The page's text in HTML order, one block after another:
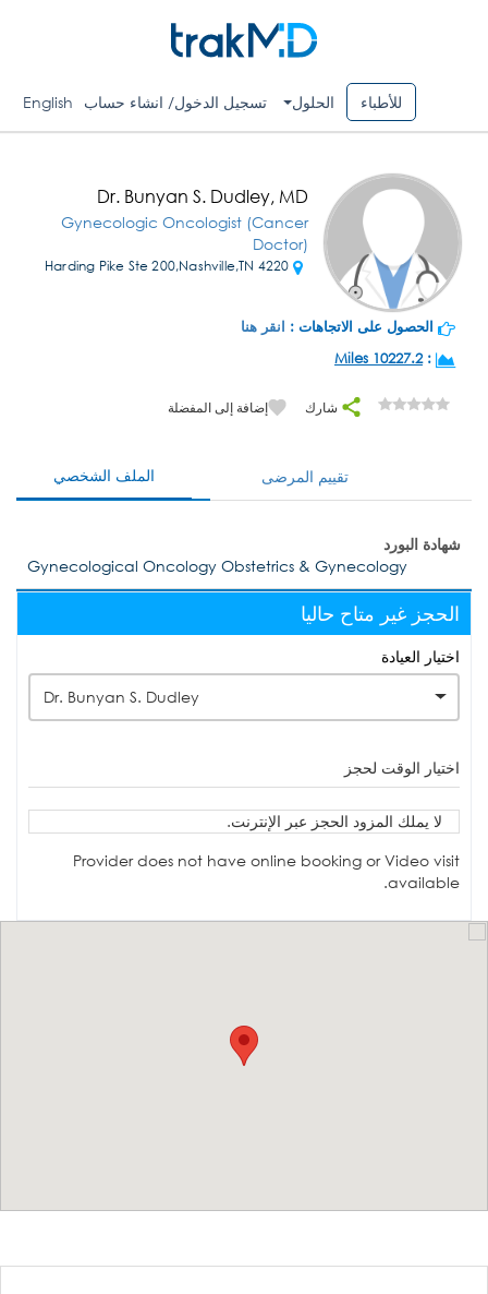
للأطباء الحلول تسجيل الدخول/ انشاء حساب English
Dr. Bunyan S. Dudley, MD
Gynecologic Oncologist (Cancer
Doctor)
الحصول على الاتجاهات : انقر هنا
:
10227.2 Miles
شارك إضافة إلى المفضلة
الملف الشخصي تقييم المرضى
شهادة البورد
Gynecological Oncology Obstetrics & Gynecology
الحجز غير متاح حاليا
اختيار العيادة
Dr. Bunyan S. Dudley
اختيار الوقت لحجز
لا يملك المزود الحجز عبر الإنترنت.
Provider does not have online booking or Video visit
available.